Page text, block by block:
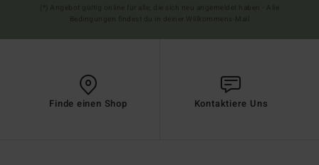
Finde einen Shop Kontaktiere Uns